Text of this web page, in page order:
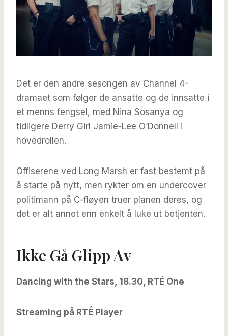
Det er den andre sesongen av Channel 4-
dramaet som følger de ansatte og de innsatte i
et menns fengsel, med Nina Sosanya og
tidligere Derry Girl Jamie-Lee O’Donnell i
hovedrollen.
Offiserene ved Long Marsh er fast bestemt på
å starte på nytt, men rykter om en undercover
politimann på C-fløyen truer planen deres, og
det er alt annet enn enkelt å luke ut betjenten.
Ikke Gå Glipp Av
Dancing with the Stars, 18.30, RTÉ One
Streaming på RTÉ Player